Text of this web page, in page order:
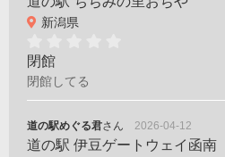
新潟県
閉館
閉館してる
道の駅めぐる君さん 2026-04-12
道の駅 伊豆ゲートウェイ函南